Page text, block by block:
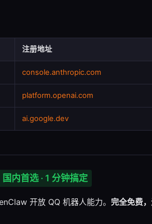
注册地址
console.anthropic.com
platform.openai.com
ai.google.dev
国内首选 · 1 分钟搞定
开放 QQ 机器人能力。 完全免费